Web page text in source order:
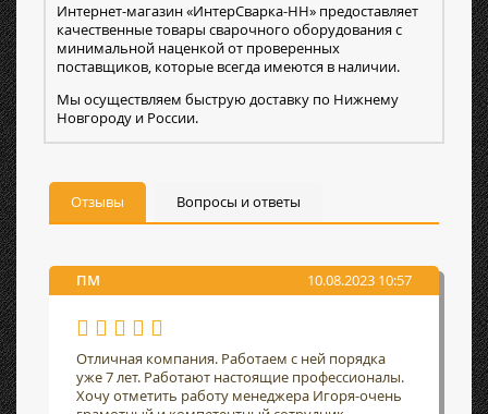
Интернет-магазин «ИнтерСварка-НН» предоставляет
качественные товары сварочного оборудования с
минимальной наценкой от проверенных
поставщиков, которые всегда имеются в наличии.
Мы осуществляем быструю доставку по Нижнему
Новгороду и России.
Отзывы Вопросы и ответы
ПМ 10.08.2023 10:57
Отличная компания. Работаем с ней порядка
уже 7 лет. Работают настоящие профессионалы.
Хочу отметить работу менеджера Игоря-очень